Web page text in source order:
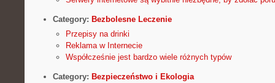
Category: Bezbolesne Leczenie
Przepisy na drinki
Reklama w Internecie
Współcześnie jest bardzo wiele różnych typów
Category: Bezpieczeństwo i Ekologia